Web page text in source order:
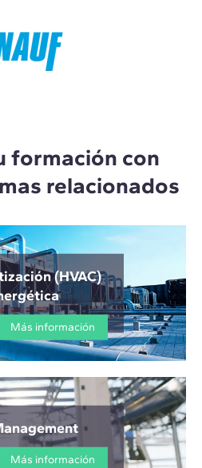
formación con
relacionados
(HVAC)
Más información
Más información